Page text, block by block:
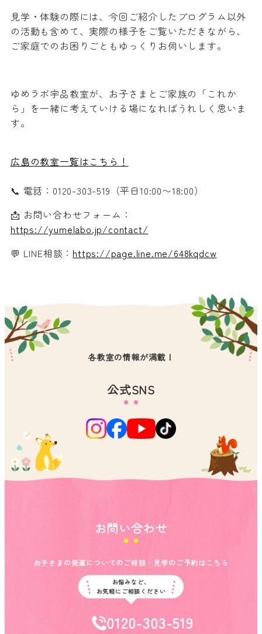
見学・体験の際には、今回ご紹介したプログラム以外
の活動も含めて、実際の様子をご覧いただきながら、
ご家庭でのお困りごともゆっくりお伺いします。
ゆめラボ宇品教室が、お子さまとご家族の「これか
ら」を一緒に考えていける場になればうれしく思いま
す。
広島の教室一覧はこちら！
📞 電話：0120-303-519（平日10:00〜18:00）
📩 お問い合わせフォーム：
https://yumelabo.jp/contact/
💬 LINE相談： https://page.line.me/648kqdcw
各教室の情報が満載！
公式SNS
お問い合わせ
お子さまの発達についてのご相談・見学のご予約はこちら
0120-303-519
お悩みなど、
お気軽にご相談ください